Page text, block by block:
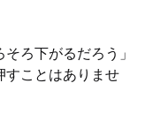
ろ下がるだろう」
すことはありませ